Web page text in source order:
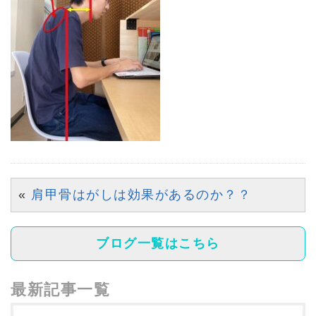
« 肩甲骨はがしは効果があるのか？？
ブログ一覧はこちら
最新記事一覧